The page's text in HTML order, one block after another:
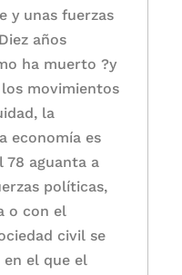
y unas fuerzas
años
ha muerto ?y
movimientos
la
economía es
78 aguanta a
políticas,
o con el
civil se
el que el